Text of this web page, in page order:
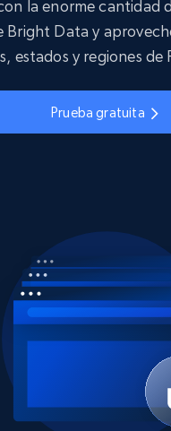
la enorme cantidad
Bright Data y
estados y regiones de
Prueba gratuita